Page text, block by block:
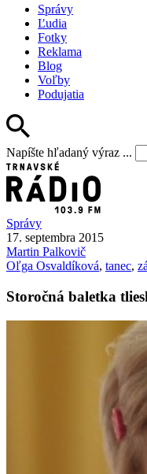
Správy
Ľudia
Fotky
Reklama
Blog
Voľby
Podujatia
Napíšte hľadaný výraz ...
Správy
17. septembra 2015
Martin Palkovič
Oľga Osvaldíková, tanec,
Storočná baletka